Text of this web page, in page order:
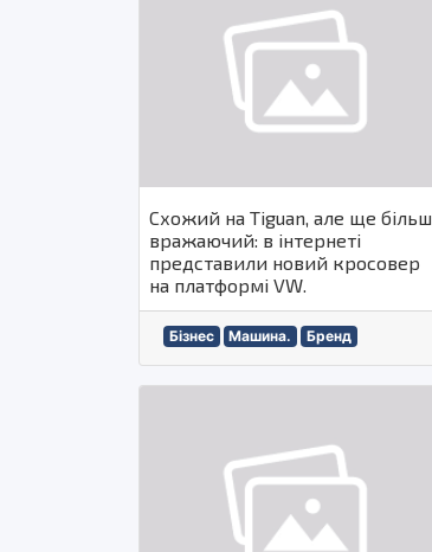
Схожий на Tiguan, але ще більш
вражаючий: в інтернеті
представили новий кросовер
на платформі VW.
Бізнес Машина. Бренд